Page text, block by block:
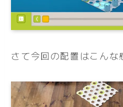
さて今回の配置はこんな